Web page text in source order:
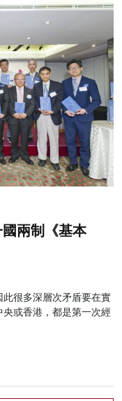
兩制《基本
此很多深層次矛盾要在實
或香港，都是第一次經